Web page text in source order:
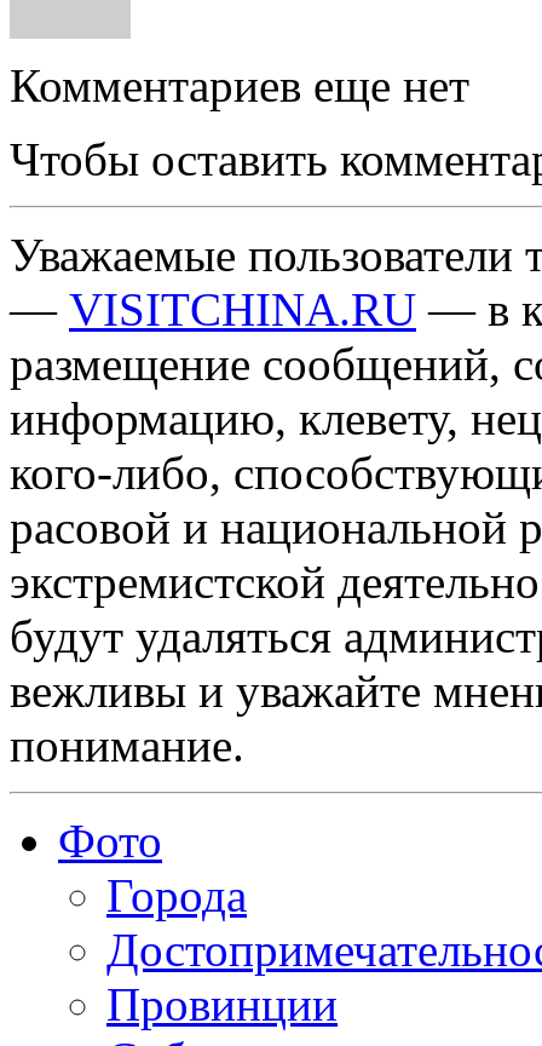
Комментариев еще нет
Чтобы оставить
Уважаемые пользователи
— VISITCHINA.RU — в
размещение сообщений,
информацию, клевету,
кого-либо,
расовой и национальной
экстремистской
будут удаляться
вежливы и уважайте
понимание.
Фото
Города
Провинции